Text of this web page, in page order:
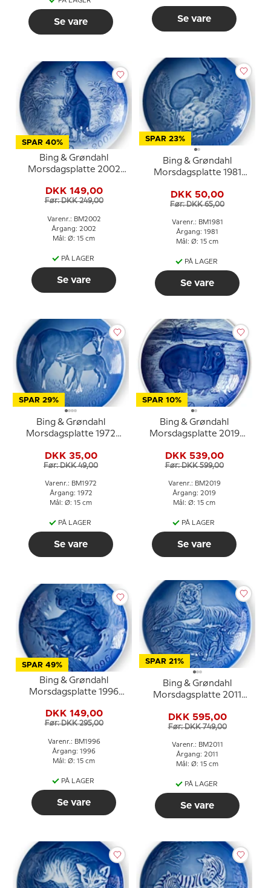
Se vare Se vare
SPAR 40%
Bing & Grøndahl
Morsdagsplatte 2002
DKK 149,00
Før: DKK 249,00
Varenr.: BM2002
Årgang: 2002
Mål: Ø: 15 cm
PÅ LAGER
Se vare
SPAR 23%
Bing & Grøndahl
Morsdagsplatte 1981
DKK 50,00
Før: DKK 65,00
Varenr.: BM1981
Årgang: 1981
Mål: Ø: 15 cm
PÅ LAGER
Se vare
SPAR 29%
Bing & Grøndahl
Morsdagsplatte 1972
DKK 35,00
Før: DKK 49,00
Varenr.: BM1972
Årgang: 1972
Mål: Ø: 15 cm
PÅ LAGER
Se vare
SPAR 10%
Bing & Grøndahl
Morsdagsplatte 2019
DKK 539,00
Før: DKK 599,00
Varenr.: BM2019
Årgang: 2019
Mål: Ø: 15 cm
PÅ LAGER
Se vare
SPAR 49%
Bing & Grøndahl
Morsdagsplatte 1996
DKK 149,00
Før: DKK 295,00
Varenr.: BM1996
Årgang: 1996
Mål: Ø: 15 cm
PÅ LAGER
Se vare
SPAR 21%
Bing & Grøndahl
Morsdagsplatte 2011
DKK 595,00
Før: DKK 749,00
Varenr.: BM2011
Årgang: 2011
Mål: Ø: 15 cm
PÅ LAGER
Se vare